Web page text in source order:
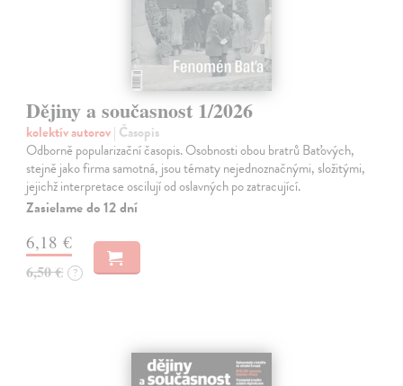
Dějiny a současnost 1/2026
kolektív autorov| Časopis
Odborně popularizační časopis. Osobnosti obou bratrů Baťových,
stejně jako firma samotná, jsou tématy nejednoznačnými, složitými,
jejichž interpretace oscilují od oslavných po zatracující.
Zasielame do 12 dní
6,18 €
6,50 € ?